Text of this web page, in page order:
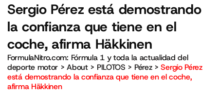
Sergio Pérez está demostrando
la confianza que tiene en el
coche, afirma Häkkinen
FormulaNitro.com: Fórmula 1 y toda la actualidad del
deporte motor >About> PILOTOS > Pérez>Sergio Pérez
está demostrando la confianza que tiene en el coche,
afirma Häkkinen